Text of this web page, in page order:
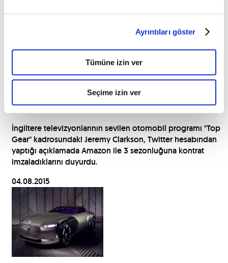
Ayrıntıları göster
Tümüne izin ver
Seçime izin ver
'Top Gear' Amazon ile sözleşme
imzaladı
İngiltere televizyonlarının sevilen otomobil programı "Top
Gear" kadrosundaki Jeremy Clarkson, Twitter hesabından
yaptığı açıklamada Amazon ile 3 sezonluğuna kontrat
imzaladıklarını duyurdu.
04.08.2015